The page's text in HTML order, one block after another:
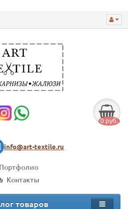
info@art-textile.ru
0 руб.
Портфолио
Контакты
товаров